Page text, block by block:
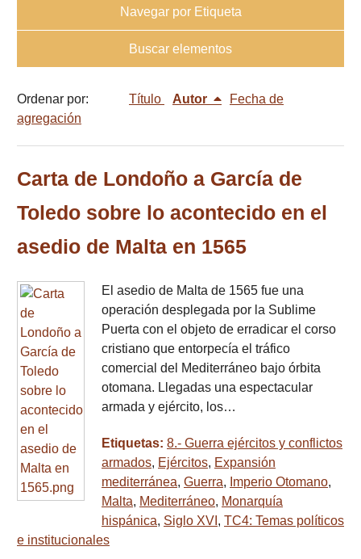
Navegar por Etiqueta
Buscar elementos
Ordenar por: Título Autor
Fecha de
agregación
Carta de Londoño a García de
Toledo sobre lo acontecido en el
asedio de Malta en 1565
El asedio de Malta de 1565 fue una
operación desplegada por la Sublime
Puerta con el objeto de erradicar el corso
cristiano que entorpecía el tráfico
comercial del Mediterráneo bajo órbita
otomana. Llegadas una espectacular
armada y ejército, los…
Etiquetas: 8.- Guerra ejércitos y conflictos
armados, Ejércitos, Expansión
mediterránea, Guerra, Imperio Otomano,
Malta, Mediterráneo, Monarquía
hispánica, Siglo XVI , TC4: Temas políticos
e institucionales